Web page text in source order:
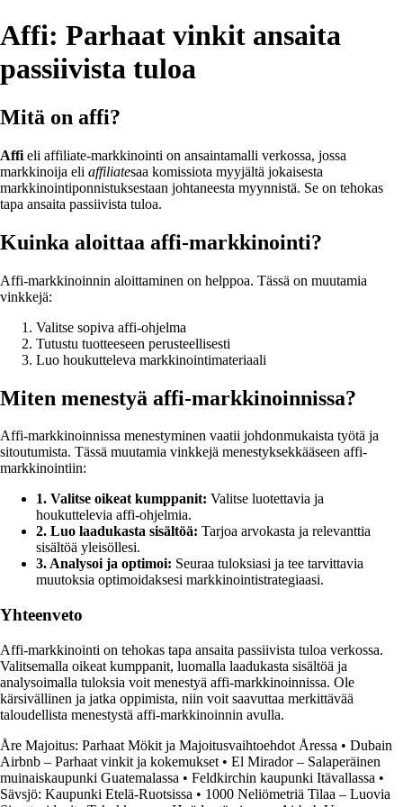
Affi: Parhaat vinkit ansaita
passiivista tuloa
Mitä on affi?
Affi eli affiliate-markkinointi on ansaintamalli verkossa, jossa
markkinoija eli affiliatesaa komissiota myyjältä jokaisesta
markkinointiponnistuksestaan johtaneesta myynnistä. Se on tehokas
tapa ansaita passiivista tuloa.
Kuinka aloittaa affi-markkinointi?
Affi-markkinoinnin aloittaminen on helppoa. Tässä on muutamia
vinkkejä:
Valitse sopiva affi-ohjelma
Tutustu tuotteeseen perusteellisesti
Luo houkutteleva markkinointimateriaali
Miten menestyä affi-markkinoinnissa?
Affi-markkinoinnissa menestyminen vaatii johdonmukaista työtä ja
sitoutumista. Tässä muutamia vinkkejä menestyksekkääseen affi-
markkinointiin:
1. Valitse oikeat kumppanit: Valitse luotettavia ja
houkuttelevia affi-ohjelmia.
2. Luo laadukasta sisältöä: Tarjoa arvokasta ja relevanttia
sisältöä yleisöllesi.
3. Analysoi ja optimoi: Seuraa tuloksiasi ja tee tarvittavia
muutoksia optimoidaksesi markkinointistrategiaasi.
Yhteenveto
Affi-markkinointi on tehokas tapa ansaita passiivista tuloa verkossa.
Valitsemalla oikeat kumppanit, luomalla laadukasta sisältöä ja
analysoimalla tuloksia voit menestyä affi-markkinoinnissa. Ole
kärsivällinen ja jatka oppimista, niin voit saavuttaa merkittävää
taloudellista menestystä affi-markkinoinnin avulla.
Åre Majoitus: Parhaat Mökit ja Majoitusvaihtoehdot Åressa • Dubain
Airbnb – Parhaat vinkit ja kokemukset • El Mirador – Salaperäinen
muinaiskaupunki Guatemalassa • Feldkirchin kaupunki Itävallassa •
Sävsjö: Kaupunki Etelä-Ruotsissa • 1000 Neliömetriä Tilaa – Luovia